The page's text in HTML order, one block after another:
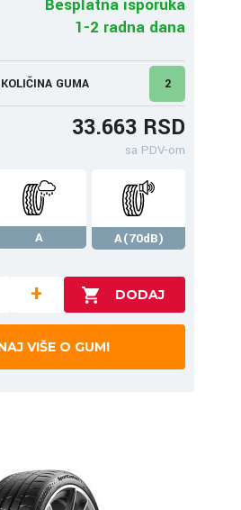
Besplatna isporuka
1-2 radna dana
GUMA 2
33.663 RSD
sa PDV-om
A
A(70dB)
+
VIŠE O GUMI